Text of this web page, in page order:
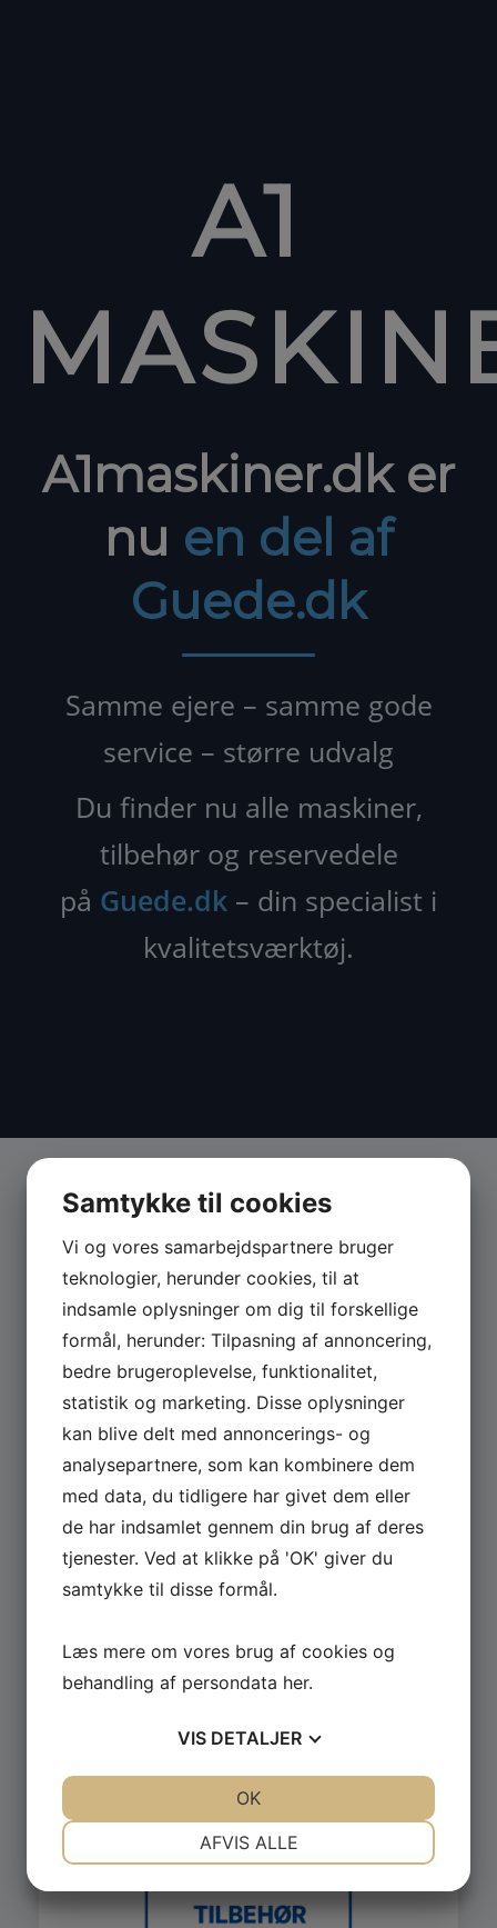
A1
A1maskiner.dk er
nu en del af
Guede.dk
Samme ejere – samme gode
service – større udvalg
Du finder nu alle maskiner,
tilbehør og reservedele
på Guede.dk – din specialist i
kvalitetsværktøj.
MASKINER
Se hele udvalget af Güde og Rotwerk maskiner
til professionelt brug.
Samtykke til cookies
Vi og vores samarbejdspartnere bruger
teknologier, herunder cookies, til at
indsamle oplysninger om dig til forskellige
formål, herunder: Tilpasning af annoncering,
bedre brugeroplevelse, funktionalitet,
statistik og marketing. Disse oplysninger
kan blive delt med annoncerings- og
analysepartnere, som kan kombinere dem
med data, du tidligere har givet dem eller
de har indsamlet gennem din brug af deres
tjenester. Ved at klikke på 'OK' giver du
samtykke til disse formål.
Læs mere om vores brug af cookies og
behandling af persondata her.
VIS DETALJER
MARKETING STATISTIK
AFVIS ALLE
OK